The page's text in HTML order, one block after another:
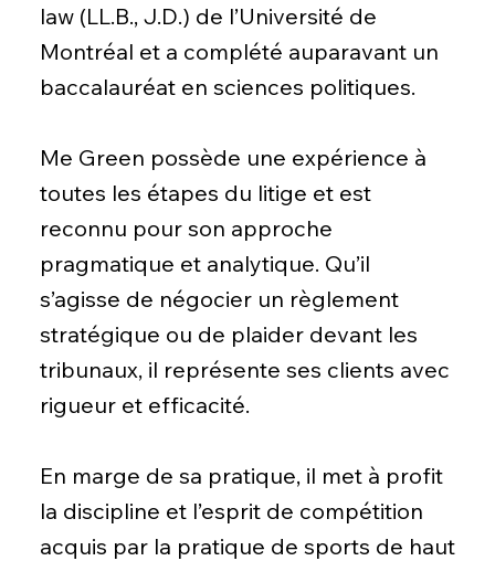
law (LL.B., J.D.) de l’Université de
Montréal et a complété auparavant un
baccalauréat en sciences politiques.
Me Green possède une expérience à
toutes les étapes du litige et est
reconnu pour son approche
pragmatique et analytique. Qu’il
s’agisse de négocier un règlement
stratégique ou de plaider devant les
tribunaux, il représente ses clients avec
rigueur et efficacité.
En marge de sa pratique, il met à profit
la discipline et l’esprit de compétition
acquis par la pratique de sports de haut